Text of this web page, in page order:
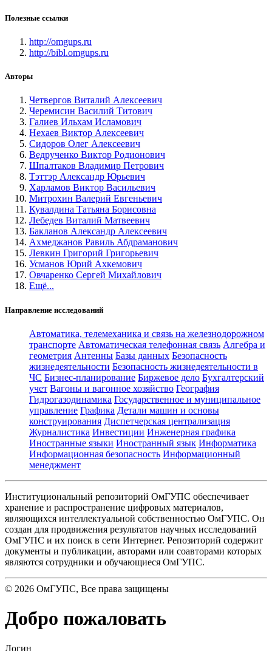
Полезные ссылки
http://omgups.ru
http://bibl.omgups.ru
Авторы
Четвергов Виталий Алексеевич
Черемисин Василий Титович
Галиев Ильхам Исламович
Нехаев Виктор Алексеевич
Сидоров Олег Алексеевич
Ведрученко Виктор Родионович
Шпалтаков Владимир Петрович
Тэттэр Александр Юрьевич
Харламов Виктор Васильевич
Митрохин Валерий Евгеньевич
Кувалдина Татьяна Борисовна
Лебедев Виталий Матвеевич
Бакланов Александр Алексеевич
Ахмеджанов Равиль Абдраманович
Левкин Григорий Григорьевич
Усманов Юрий Ахкемович
Овчаренко Сергей Михайлович
Ещё...
Направление исследований
Автоматика, телемеханика и связь на железнодорожном
транспорте Автоматическая телефонная связь Алгебра и
геометрия Антенны Базы данных Безопасность
жизнедеятельности Безопасность жизнедеятельности в
ЧС Бизнес-планирование Биржевое дело Бухгалтерский
учет Вагоны и вагонное хозяйство География
Гидрогазодинамика Государственное и муниципальное
управление Графика Детали машин и основы
конструирования Диспетчерская централизация
Журналистика Инвестиции Инженерная графика
Иностранные языки Иностранный язык Информатика
Информационная безопасность Информационный
менеджмент
Институциональный репозиторий ОмГУПС обеспечивает
хранение и распространение цифровых материалов,
являющихся интеллектуальной собственностью ОмГУПС. Он
создан для продвижения результатов научных исследований
ОмГУПС и их поиск в сети Интернет. Репозиторий содержит
документы и публикации, авторами или соавторами которых
являются сотрудники и обучающиеся ОмГУПС.
© 2026 ОмГУПС, Все права защищены
Добро пожаловать
Логин